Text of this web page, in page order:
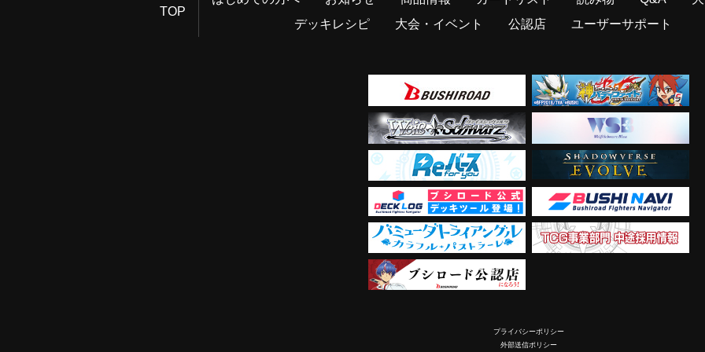
TOP
デッキレシピ
大会・イベント 公認店 ユーザーサポート
プライバシーポリシー
外部送信ポリシー